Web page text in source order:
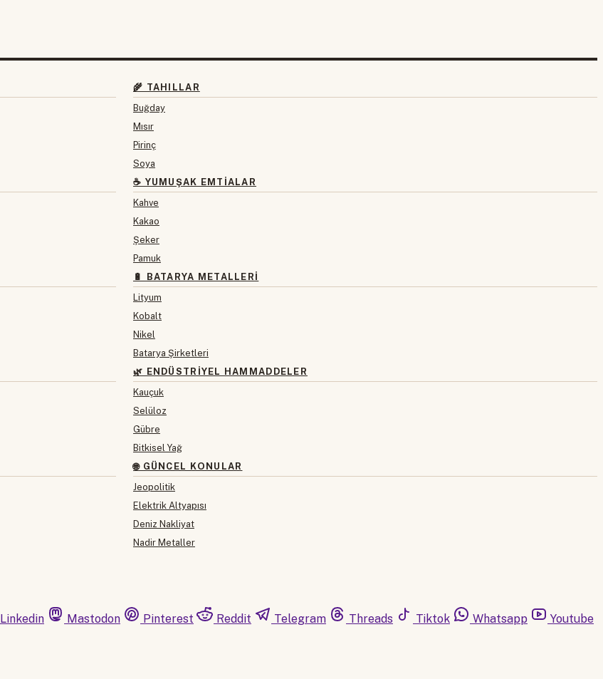
🌾 TAHILLAR
Buğday
Mısır
Pirinç
Soya
☕ YUMUŞAK EMTIALAR
Kahve
Kakao
Şeker
Pamuk
🔋 BATARYA METALLERI
Lityum
Kobalt
Nikel
Batarya Şirketleri
🌿 ENDÜSTRIYEL HAMMADDELER
Kauçuk
Selüloz
Gübre
Bitkisel Yağ
🌐 GÜNCEL KONULAR
Jeopolitik
Elektrik Altyapısı
Deniz Nakliyat
Nadir Metaller
Linkedin Mastodon Pinterest Reddit Telegram Threads Tiktok Whatsapp Youtube